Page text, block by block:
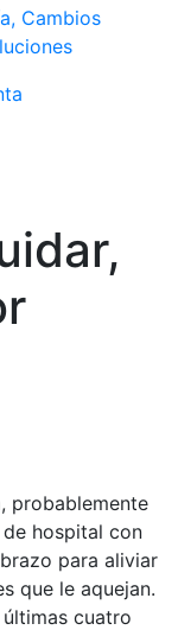
Cambios
probablemente
hospital con
para aliviar
que le aquejan.
cuatro